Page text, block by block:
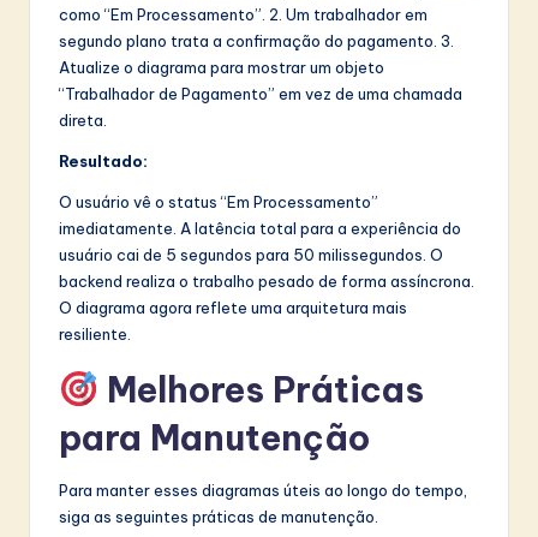
como “Em Processamento”. 2. Um trabalhador em
segundo plano trata a confirmação do pagamento. 3.
Atualize o diagrama para mostrar um objeto
“Trabalhador de Pagamento” em vez de uma chamada
direta.
Resultado:
O usuário vê o status “Em Processamento”
imediatamente. A latência total para a experiência do
usuário cai de 5 segundos para 50 milissegundos. O
backend realiza o trabalho pesado de forma assíncrona.
O diagrama agora reflete uma arquitetura mais
resiliente.
Melhores Práticas
para Manutenção
Para manter esses diagramas úteis ao longo do tempo,
siga as seguintes práticas de manutenção.